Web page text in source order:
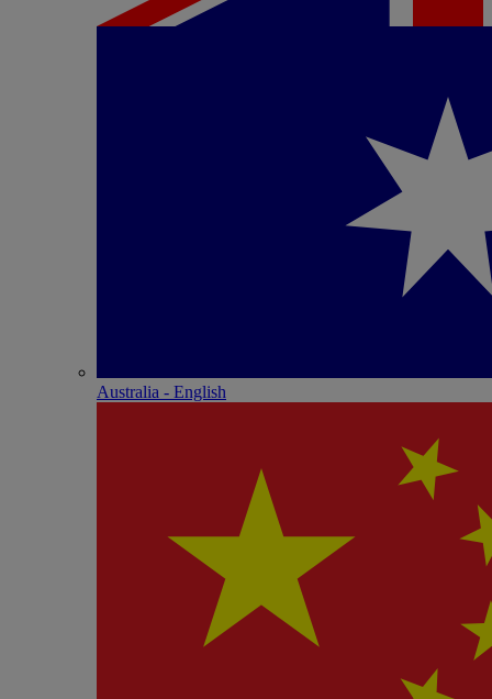
Australia - English